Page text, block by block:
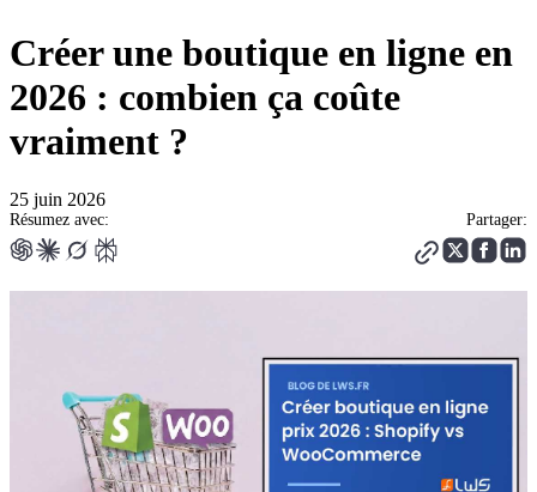
Créer une boutique en ligne en
2026 : combien ça coûte
vraiment ?
25 juin 2026
Résumez avec: Partager: